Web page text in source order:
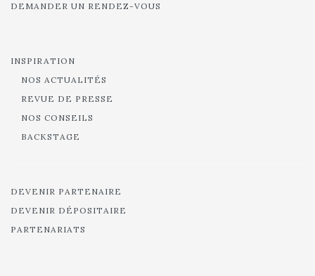
DEMANDER UN RENDEZ-VOUS
INSPIRATION
NOS ACTUALITÉS
REVUE DE PRESSE
NOS CONSEILS
BACKSTAGE
DEVENIR PARTENAIRE
DEVENIR DÉPOSITAIRE
PARTENARIATS